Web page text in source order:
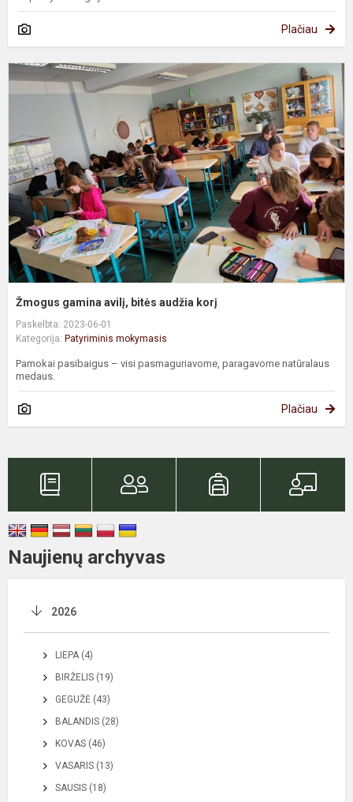
Plačiau
Žmogus gamina avilį, bitės audžia korį
Paskelbta: 2023-06-01
Kategorija: Patyriminis mokymasis
Pamokai pasibaigus – visi pasmaguriavome, paragavome natūralaus
medaus.
Plačiau
Naujienų archyvas
2026
LIEPA (4)
BIRŽELIS (19)
GEGUŽĖ (43)
BALANDIS (28)
KOVAS (46)
VASARIS (13)
SAUSIS (18)